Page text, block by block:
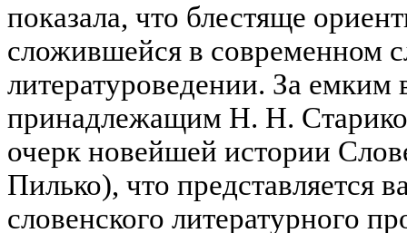
показала, что блестяще
сложившейся в современном
литературоведении. За емким
принадлежащим Н. Н.
очерк новейшей истории
Пилько), что представляется
словенского литературного